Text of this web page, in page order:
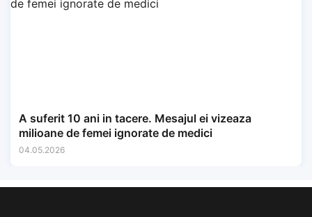
A suferit 10 ani in tacere. Mesajul ei vizeaza
milioane de femei ignorate de medici
04.05.2026